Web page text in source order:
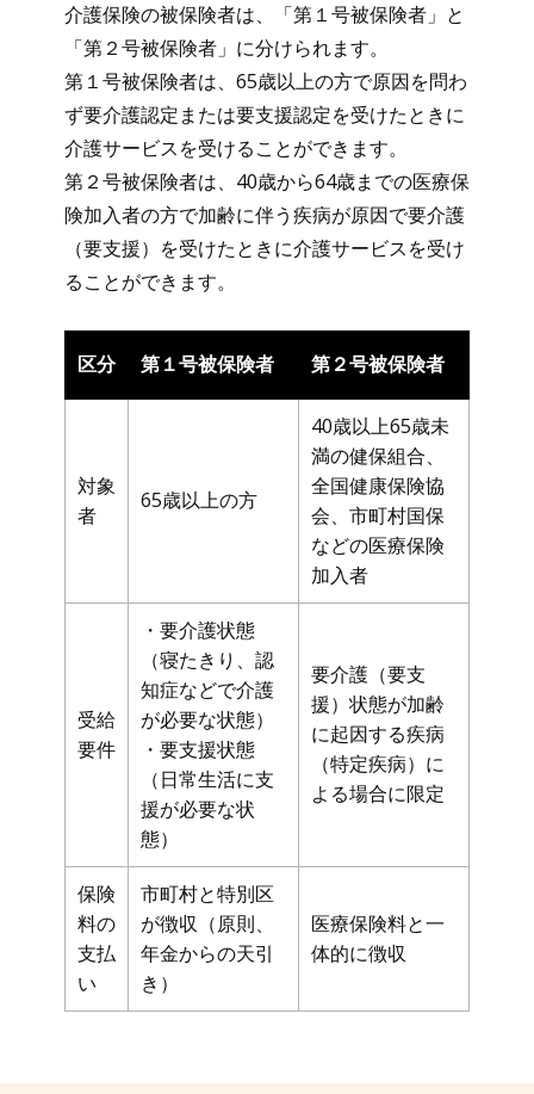
介護保険の被保険者は、「第１号被保険者」と
「第２号被保険者」に分けられます。
第１号被保険者は、65歳以上の方で原因を問わ
ず要介護認定または要支援認定を受けたときに
介護サービスを受けることができます。
第２号被保険者は、40歳から64歳までの医療保
険加入者の方で加齢に伴う疾病が原因で要介護
（要支援）を受けたときに介護サービスを受け
ることができます。
区分 第１号被保険者 第２号被保険者
対象
者
65歳以上の方
40歳以上65歳未
満の健保組合、
全国健康保険協
会、市町村国保
などの医療保険
加入者
受給
要件
・要介護状態
（寝たきり、認
知症などで介護
が必要な状態）
・要支援状態
（日常生活に支
援が必要な状
態）
要介護（要支
援）状態が加齢
に起因する疾病
（特定疾病）に
よる場合に限定
保険
料の
支払
い
市町村と特別区
が徴収（原則、
年金からの天引
き）
医療保険料と一
体的に徴収